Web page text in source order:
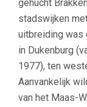
gehucht
stadswijken
uitbreiding was
in Dukenburg
1977), ten
Aanvankelijk
van het Maas-